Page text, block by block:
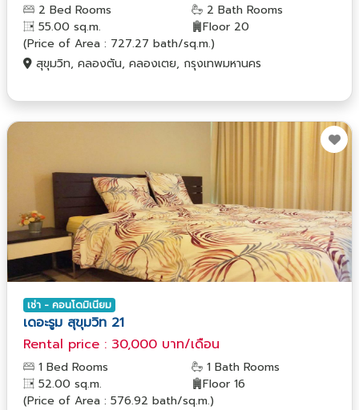
2 Bed Rooms
2 Bath Rooms
55.00 sq.m.
Floor 20
(Price of Area : 727.27 bath/sq.m.)
สุขุมวิท, คลองตัน, คลองเตย, กรุงเทพมหานคร
เช่า - คอนโดมิเนียม
เดอะรูม สุขุมวิท 21
Rental price : 30,000 บาท/เดือน
1 Bed Rooms
1 Bath Rooms
52.00 sq.m.
Floor 16
(Price of Area : 576.92 bath/sq.m.)